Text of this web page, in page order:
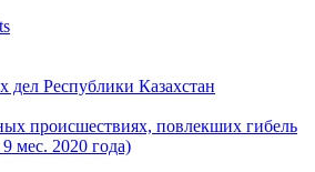
дел Республики Казахстан
происшествиях, повлекших гибель
мес. 2020 года)